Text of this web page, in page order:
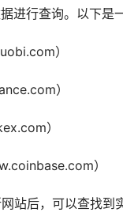
进行查询。以下是
）
）
）
）
站后，可以查找到